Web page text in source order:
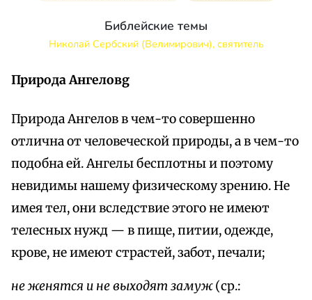
Библейские темы
Николай Сербский (Велимирович), святитель
Природа Ангеловg
Природа Ангелов в чем-то совершенно
отлична от человеческой природы, а в чем-то
подобна ей. Ангелы бесплотны и поэтому
невидимы нашему физическому зрению. Не
имея тел, они вследствие этого не имеют
телесных нужд — в пище, питии, одежде,
крове, не имеют страстей, забот, печали;
не женятся и не выходят замуж(ср.: